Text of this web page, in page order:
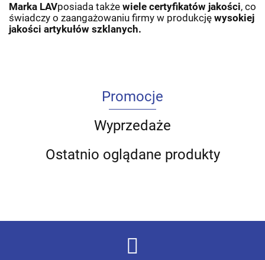
Marka LAVposiada także wiele certyfikatów jakości, co
świadczy o zaangażowaniu firmy w produkcję wysokiej
jakości artykułów szklanych.
Promocje
Wyprzedaże
Ostatnio oglądane produkty